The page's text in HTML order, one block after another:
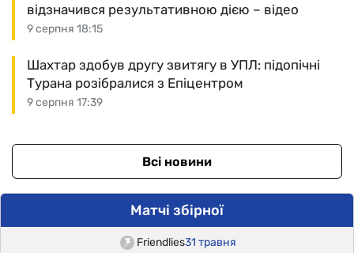
9 серпня 18:15
відзначився результативною дією – відео
9 серпня 17:39
Шахтар здобув другу звитягу в УПЛ: підопічні
Турана розібралися з Епіцентром
Всі новини
Матчі збірної
Friendlies31 травня